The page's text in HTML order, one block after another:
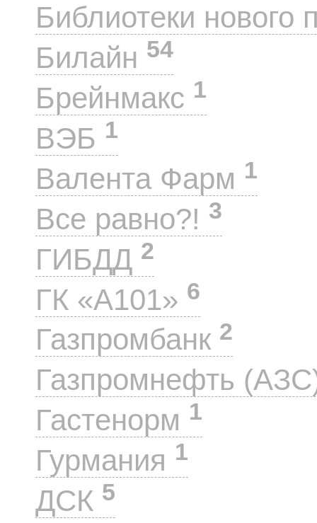
Библиотеки нового
Билайн 54
Брейнмакс 1
ВЭБ 1
Валента Фарм 1
Все равно?! 3
ГИБДД 2
ГК «А101» 6
Газпромбанк 2
Газпромнефть
Гастенорм 1
Гурмания 1
ДСК 5